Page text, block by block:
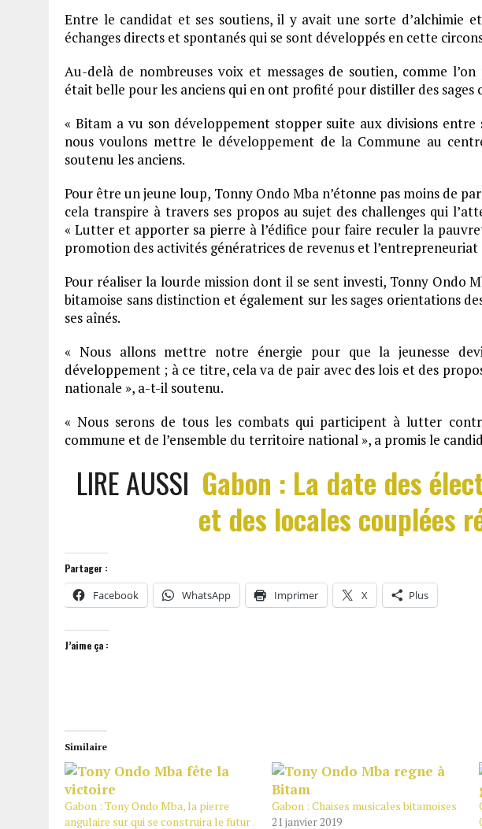
Entre le candidat et ses soutiens, il y avait une sorte d’alchimie
échanges directs et spontanés qui se sont développés en cette
Au-delà de nombreuses voix et messages de soutien, comme
était belle pour les anciens qui en ont profité pour distiller des sages
« Bitam a vu son développement stopper suite aux divisions entre
nous voulons mettre le développement de la Commune au
soutenu les anciens.
Pour être un jeune loup, Tonny Ondo Mba n’étonne pas moins de
cela transpire à travers ses propos au sujet des challenges qui
« Lutter et apporter sa pierre à l’édifice pour faire reculer la
promotion des activités génératrices de revenus et l’entrepreneuriat
Pour réaliser la lourde mission dont il se sent investi, Tonny Ondo
bitamoise sans distinction et également sur les sages orientations
ses aînés.
« Nous allons mettre notre énergie pour que la jeunesse
développement ; à ce titre, cela va de pair avec des lois et des
nationale », a-t-il soutenu.
« Nous serons de tous les combats qui participent à lutter
commune et de l’ensemble du territoire national », a promis le
LIRE AUSSI Gabon : La date des
et des locales couplées
Partager :
Facebook WhatsApp Imprimer X Plus
J’aime ça :
Similaire
Gabon : Tony Ondo Mba, la pierre
angulaire sur qui se construira le futur
Gabon : Chaises musicales bitamoises
21 janvier 2019